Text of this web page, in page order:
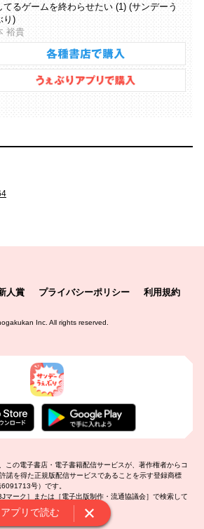
アプリで読む
てるゲームを終わらせたい (1) (サンデーう
り)
裕貴
人賞 プライバシーポリシー 利用規約
Inc. All rights reserved.
この電子書店・電子書籍配信サービスが、著作権者からコ
諾を得た正規版配信サービスであることを示す登録商標
6091713号）です。
マーク］または［電子出版制作・流通協議会］で検索して